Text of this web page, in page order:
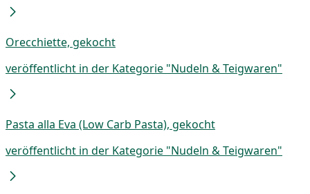
Orecchiette, gekocht
veröffentlicht in der Kategorie "Nudeln & Teigwaren"
Pasta alla Eva (Low Carb Pasta), gekocht
veröffentlicht in der Kategorie "Nudeln & Teigwaren"